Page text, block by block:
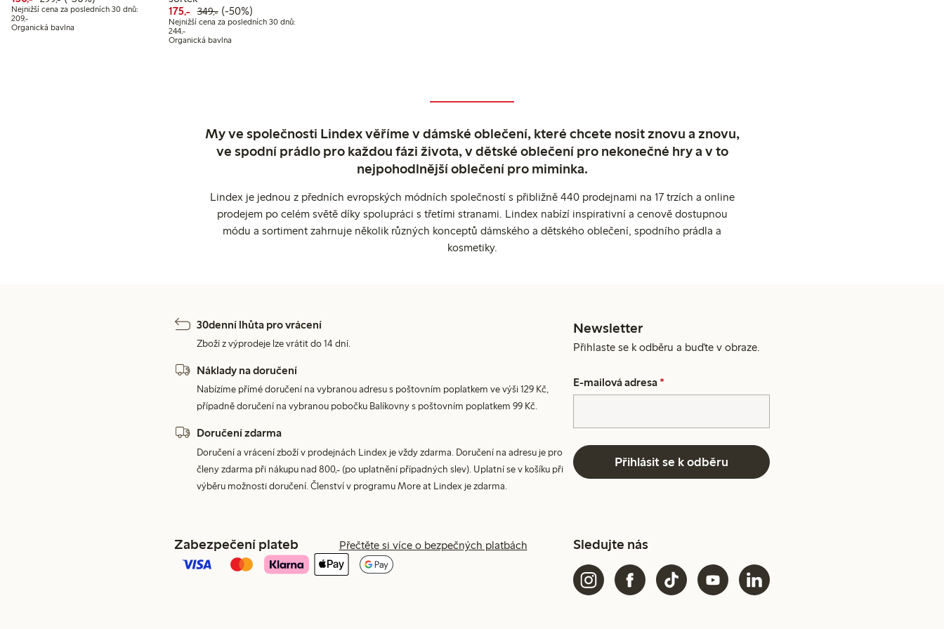
Nejnižší cena za posledních 30 dnů:
209,-Nejnižší cena za posledních 30 dnů: 209,00 Kč
Organická bavlna
175,- Snížená cena: 175,00 Kč
349,-Běžná cena: 349,00 Kč
50% sleva
(-50%)
Nejnižší cena za posledních 30 dnů:
244,-Nejnižší cena za posledních 30 dnů: 244,00 Kč
Organická bavlna
My ve společnosti Lindex věříme v dámské oblečení, které chcete nosit znovu a znovu,
ve spodní prádlo pro každou fázi života, v dětské oblečení pro nekonečné hry a v to
nejpohodlnější oblečení pro miminka.
Lindex je jednou z předních evropských módních společností s přibližně 440 prodejnami na 17 trzích a online
prodejem po celém světě díky spolupráci s třetími stranami. Lindex nabízí inspirativní a cenově dostupnou
módu a sortiment zahrnuje několik různých konceptů dámského a dětského oblečení, spodního prádla a
kosmetiky.
30denní lhůta pro vrácení
Zboží z výprodeje lze vrátit do 14 dní.
Náklady na doručení
Nabízíme přímé doručení na vybranou adresu s poštovním poplatkem ve výši 129 Kč,
případně doručení na vybranou pobočku Balíkovny s poštovním poplatkem 99 Kč.
Doručení zdarma
Doručení a vrácení zboží v prodejnách Lindex je vždy zdarma. Doručení na adresu je pro
členy zdarma při nákupu nad 800,- (po uplatnění případných slev). Uplatní se v košíku při
výběru možnosti doručení. Členství v programu More at Lindex je zdarma.
Newsletter
Přihlaste se k odběru a buďte v obraze.
E-mailová adresa *
Přihlásit se k odběru
Zabezpečení plateb Přečtěte si více o bezpečných platbách Sledujte nás